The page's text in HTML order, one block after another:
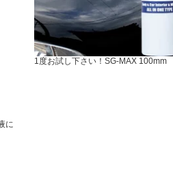
に
1度お試し下さい！SG-MAX 100mm